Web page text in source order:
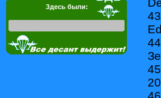
Здесь были: